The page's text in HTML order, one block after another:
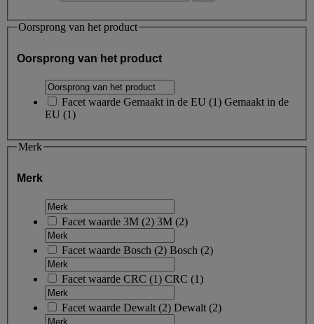
Oorsprong van het product
Oorsprong van het product
Facet waarde Gemaakt in de EU (1) Gemaakt in de
EU (1)
Merk
Merk
Facet waarde 3M (2) 3M (2)
Facet waarde Bosch (2) Bosch (2)
Facet waarde CRC (1) CRC (1)
Facet waarde Dewalt (2) Dewalt (2)